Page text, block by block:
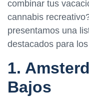
combinar tus
cannabis
presentamos una
destacados para
1.
Bajos